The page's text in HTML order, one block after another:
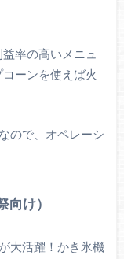
率の高いメニュ
ーンを使えば火
ので、オペレーシ
け）
が大活躍！かき氷機